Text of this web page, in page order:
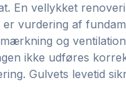
En vellykket
vurdering af
og
ikke udføres
Gulvets levetid